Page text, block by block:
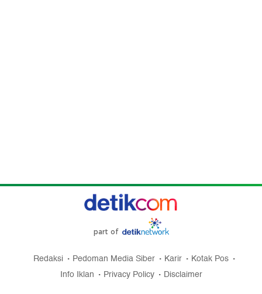
part of
Redaksi Pedoman Media Siber Karir
Kotak Pos
Info Iklan
Privacy Policy Disclaimer